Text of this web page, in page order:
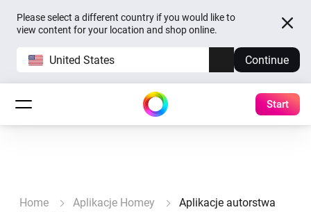
Please select a different country if you would like to
view content for your location and shop online.
United States Continue
Start
Home Aplikacje Homey
Aplikacje autorstwa